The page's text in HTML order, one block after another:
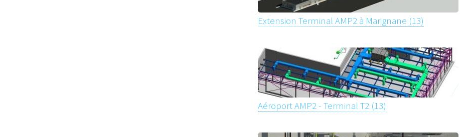
Extension Terminal AMP2 à Marignane (13)
Aéroport AMP2 - Terminal T2 (13)